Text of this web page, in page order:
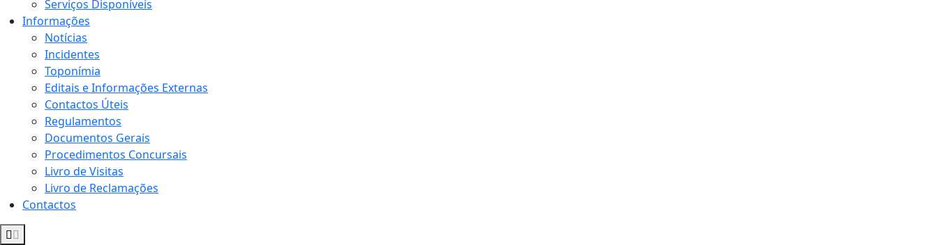
Serviços Disponíveis
Informações
Notícias
Incidentes
Toponímia
Editais e Informações Externas
Contactos Úteis
Regulamentos
Documentos Gerais
Procedimentos Concursais
Livro de Visitas
Livro de Reclamações
Contactos